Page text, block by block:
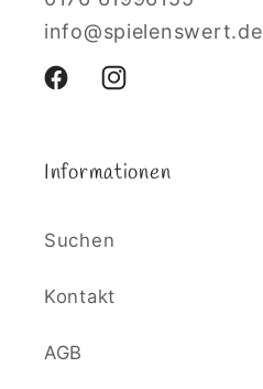
info@spielenswert.de
FacebookInstagram
Informationen
Suchen
Kontakt
AGB